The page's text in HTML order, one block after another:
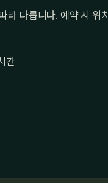
다릅니다. 예약 시 위
간